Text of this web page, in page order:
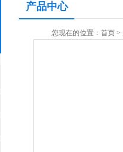
产品中心
您现在的位置： 首页 >